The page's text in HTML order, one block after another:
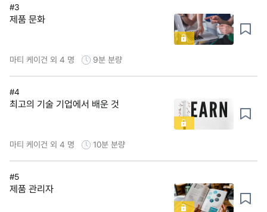
#3
제품 문화
마티 케이건 외 4 명 9분 분량
#4
최고의 기술 기업에서 배운 것
마티 케이건 외 4 명 10분 분량
#5
제품 관리자